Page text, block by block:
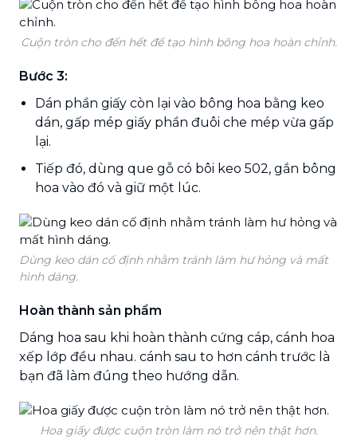
Cuộn tròn cho đến hết để tạo hình bông hoa hoàn chỉnh.
Bước 3:
Dán phần giấy còn lại vào bông hoa bằng keo
dán, gấp mép giấy phần đuôi che mép vừa gấp
lại.
Tiếp đó, dùng que gỗ có bôi keo 502, gắn bông
hoa vào đó và giữ một lúc.
Dùng keo dán cố định nhằm tránh làm hư hỏng và mất
hình dáng.
Hoàn thành sản phẩm
Dáng hoa sau khi hoàn thành cứng cáp, cánh hoa
xếp lớp đều nhau. cánh sau to hơn cánh trước là
bạn đã làm đúng theo hướng dẫn.
Hoa giấy được cuộn tròn làm nó trở nên thật hơn.